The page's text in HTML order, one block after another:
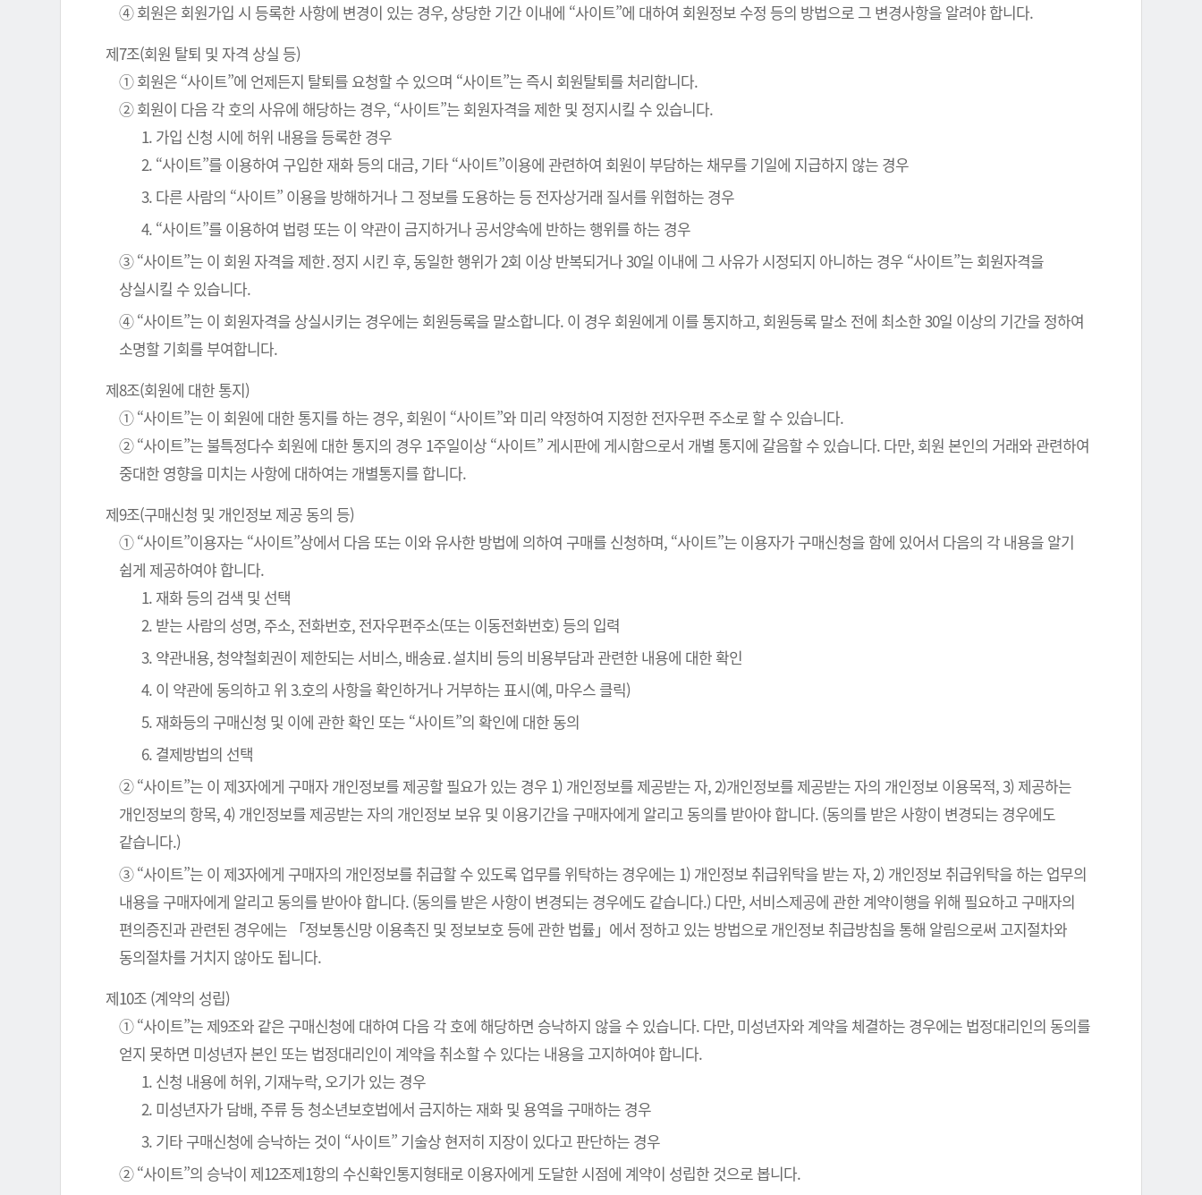
④ 회원은 회원가입 시 등록한 사항에 변경이 있는 경우, 상당한 기간 이내에 “사이트”에 대하여 회원정보 수정 등의 방법으로 그 변경사항을 알려야 합니다.
제7조(회원 탈퇴 및 자격 상실 등)
① 회원은 “사이트”에 언제든지 탈퇴를 요청할 수 있으며 “사이트”는 즉시 회원탈퇴를 처리합니다.
② 회원이 다음 각 호의 사유에 해당하는 경우, “사이트”는 회원자격을 제한 및 정지시킬 수 있습니다.
1. 가입 신청 시에 허위 내용을 등록한 경우
2. “사이트”를 이용하여 구입한 재화 등의 대금, 기타 “사이트”이용에 관련하여 회원이 부담하는 채무를 기일에 지급하지 않는 경우
3. 다른 사람의 “사이트” 이용을 방해하거나 그 정보를 도용하는 등 전자상거래 질서를 위협하는 경우
4. “사이트”를 이용하여 법령 또는 이 약관이 금지하거나 공서양속에 반하는 행위를 하는 경우
③ “사이트”는 이 회원 자격을 제한․정지 시킨 후, 동일한 행위가 2회 이상 반복되거나 30일 이내에 그 사유가 시정되지 아니하는 경우 “사이트”는 회원자격을
상실시킬 수 있습니다.
④ “사이트”는 이 회원자격을 상실시키는 경우에는 회원등록을 말소합니다. 이 경우 회원에게 이를 통지하고, 회원등록 말소 전에 최소한 30일 이상의 기간을 정하여
소명할 기회를 부여합니다.
제8조(회원에 대한 통지)
① “사이트”는 이 회원에 대한 통지를 하는 경우, 회원이 “사이트”와 미리 약정하여 지정한 전자우편 주소로 할 수 있습니다.
② “사이트”는 불특정다수 회원에 대한 통지의 경우 1주일이상 “사이트” 게시판에 게시함으로서 개별 통지에 갈음할 수 있습니다. 다만, 회원 본인의 거래와 관련하여
중대한 영향을 미치는 사항에 대하여는 개별통지를 합니다.
제9조(구매신청 및 개인정보 제공 동의 등)
① “사이트”이용자는 “사이트”상에서 다음 또는 이와 유사한 방법에 의하여 구매를 신청하며, “사이트”는 이용자가 구매신청을 함에 있어서 다음의 각 내용을 알기
쉽게 제공하여야 합니다.
1. 재화 등의 검색 및 선택
2. 받는 사람의 성명, 주소, 전화번호, 전자우편주소(또는 이동전화번호) 등의 입력
3. 약관내용, 청약철회권이 제한되는 서비스, 배송료․설치비 등의 비용부담과 관련한 내용에 대한 확인
4. 이 약관에 동의하고 위 3.호의 사항을 확인하거나 거부하는 표시(예, 마우스 클릭)
5. 재화등의 구매신청 및 이에 관한 확인 또는 “사이트”의 확인에 대한 동의
6. 결제방법의 선택
② “사이트”는 이 제3자에게 구매자 개인정보를 제공할 필요가 있는 경우 1) 개인정보를 제공받는 자, 2)개인정보를 제공받는 자의 개인정보 이용목적, 3) 제공하는
개인정보의 항목, 4) 개인정보를 제공받는 자의 개인정보 보유 및 이용기간을 구매자에게 알리고 동의를 받아야 합니다. (동의를 받은 사항이 변경되는 경우에도
같습니다.)
③ “사이트”는 이 제3자에게 구매자의 개인정보를 취급할 수 있도록 업무를 위탁하는 경우에는 1) 개인정보 취급위탁을 받는 자, 2) 개인정보 취급위탁을 하는 업무의
내용을 구매자에게 알리고 동의를 받아야 합니다. (동의를 받은 사항이 변경되는 경우에도 같습니다.) 다만, 서비스제공에 관한 계약이행을 위해 필요하고 구매자의
편의증진과 관련된 경우에는 「정보통신망 이용촉진 및 정보보호 등에 관한 법률」에서 정하고 있는 방법으로 개인정보 취급방침을 통해 알림으로써 고지절차와
동의절차를 거치지 않아도 됩니다.
제10조 (계약의 성립)
① “사이트”는 제9조와 같은 구매신청에 대하여 다음 각 호에 해당하면 승낙하지 않을 수 있습니다. 다만, 미성년자와 계약을 체결하는 경우에는 법정대리인의 동의를
얻지 못하면 미성년자 본인 또는 법정대리인이 계약을 취소할 수 있다는 내용을 고지하여야 합니다.
1. 신청 내용에 허위, 기재누락, 오기가 있는 경우
2. 미성년자가 담배, 주류 등 청소년보호법에서 금지하는 재화 및 용역을 구매하는 경우
3. 기타 구매신청에 승낙하는 것이 “사이트” 기술상 현저히 지장이 있다고 판단하는 경우
② “사이트”의 승낙이 제12조제1항의 수신확인통지형태로 이용자에게 도달한 시점에 계약이 성립한 것으로 봅니다.